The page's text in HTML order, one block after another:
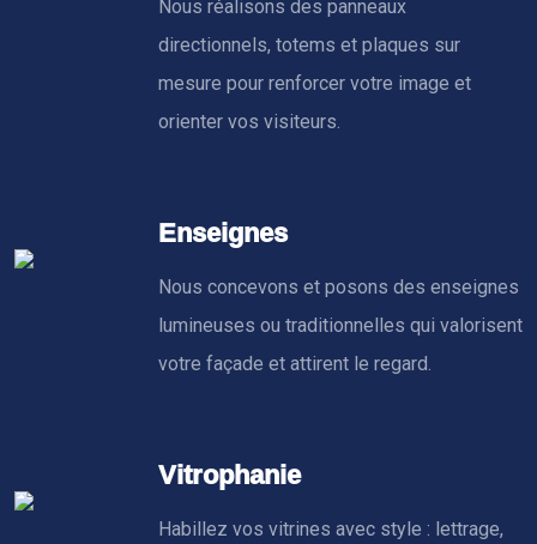
Nous réalisons des panneaux
directionnels, totems et plaques sur
mesure pour renforcer votre image et
orienter vos visiteurs.
Enseignes
Nous concevons et posons des enseignes
lumineuses ou traditionnelles qui valorisent
votre façade et attirent le regard.
Vitrophanie
Habillez vos vitrines avec style : lettrage,